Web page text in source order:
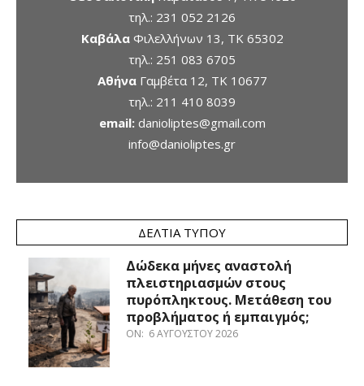
τηλ.: 231 052 2126
ΚαβάλαΦιλελλήνων 13, ΤΚ 65302
τηλ.: 251 083 6705
ΑθήναΓαμβέτα 12, ΤΚ 10677
τηλ.: 211 410 8039
email: danioliptes@gmail.com
info@danioliptes.gr
ΔΕΛΤΊΑ ΤΎΠΟΥ
Δώδεκα μήνες αναστολή
πλειστηριασμών στους
πυρόπληκτους. Μετάθεση του
προβλήματος ή εμπαιγμός;
ON: 6 ΑΥΓΟΎΣΤΟΥ 2026